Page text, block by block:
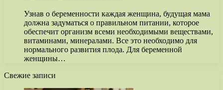
Узнав о беременности каждая женщина, будущая мама
должна задуматься о правильном питании, которое
обеспечит организм всеми необходимыми веществами,
витаминами, минералами. Все это необходимо для
нормального развития плода. Для беременной
женщины…
Свежие записи